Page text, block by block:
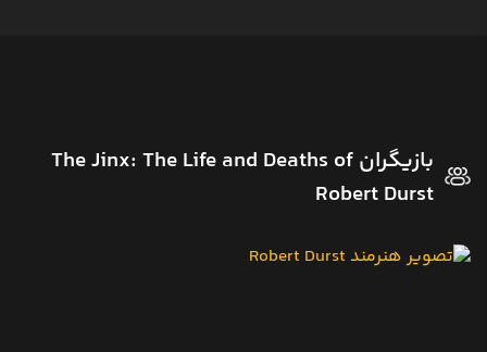
بازیگران The Jinx: The Life and Deaths of
Robert Durst